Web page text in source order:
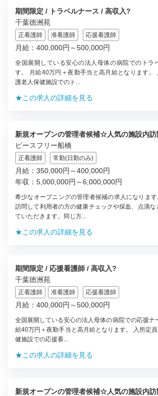
期間限定 / トラベルナース / 高収入?
千葉徳洲苑
正看護師 准看護師 応援看護師
月給：400,000円～500,000円
全国展開している安心の法人母体の病院でのトラ
す。 月給40万円＋夜勤手当と高月給となります。
護老人保健施設でのト...
★この求人の詳細を見る
新規オープンの管理者候補☆人気の施設内訪
ピースフリー船橋
正看護師 常勤(日勤のみ)
月給：350,000円～400,000円
年収：5,000,000円～6,000,000円
希少なオープニングの管理者候補の求人になりま
訪問して利用者の方の健康チェックや採血、点滴な
ていただきます。同じ方...
★この求人の詳細を見る
期間限定 / 応援看護師 / 高収入?
千葉徳洲苑
正看護師 准看護師 応援看護師
月給：400,000円～500,000円
全国展開している安心の法人母体の病院での応援ナ
給40万円＋夜勤手当と高月給となります。 入所定
健施設での応援看...
★この求人の詳細を見る
新規オープンの管理者候補☆人気の施設内訪